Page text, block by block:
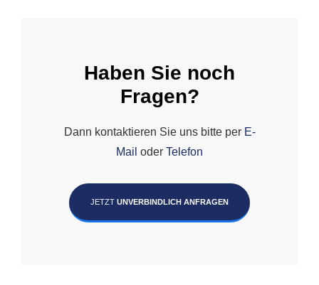
Haben Sie noch
Fragen?
Dann kontaktieren Sie uns bitte per E-
Mail oder Telefon
JETZT UNVERBINDLICH ANFRAGEN